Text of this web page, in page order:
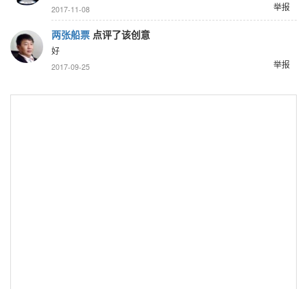
举报
2017-11-08
两张船票 点评了该创意
好
举报
2017-09-25